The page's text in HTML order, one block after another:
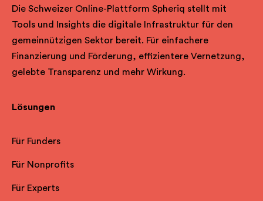
Die Schweizer Online-Plattform Spheriq stellt mit
Tools und Insights die digitale Infrastruktur für den
gemeinnützigen Sektor bereit. Für einfachere
Finanzierung und Förderung, effizientere Vernetzung,
gelebte Transparenz und mehr Wirkung.
Lösungen
Für Funders
Für Nonprofits
Für Experts